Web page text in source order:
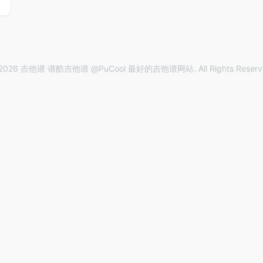
吉他谱 谱酷吉他谱 @PuCool 最好的吉他谱网站. All Rights